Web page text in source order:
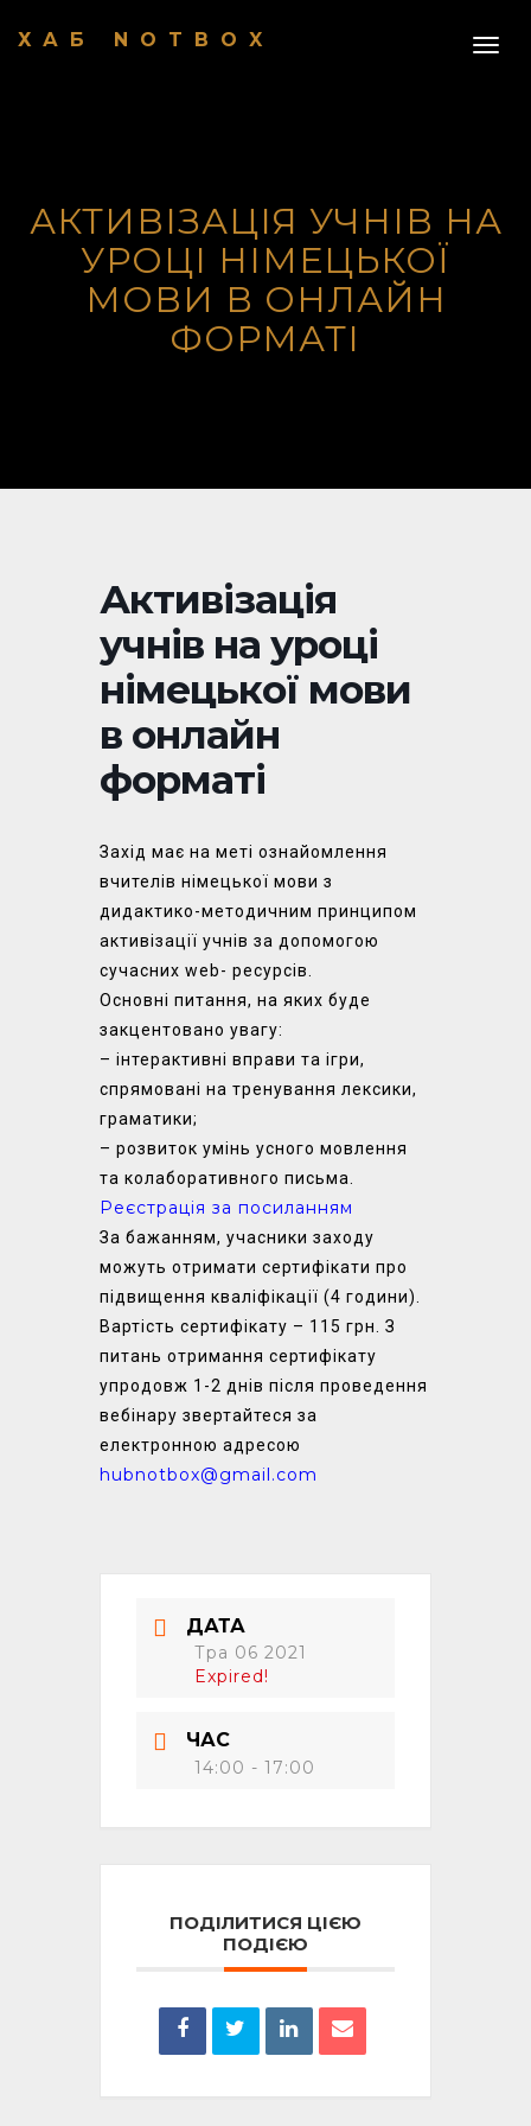
ХАБ NOTBOX
АКТИВІЗАЦІЯ УЧНІВ НА
УРОЦІ НІМЕЦЬКОЇ
МОВИ В ОНЛАЙН
ФОРМАТІ
Активізація
учнів на уроці
німецької мови
в онлайн
форматі
Захід має на меті ознайомлення
вчителів німецької мови з
дидактико-методичним принципом
активізації учнів за допомогою
сучасних web- ресурсів.
Основні питання, на яких буде
закцентовано увагу:
– інтерактивні вправи та ігри,
спрямовані на тренування лексики,
граматики;
– розвиток умінь усного мовлення
та колаборативного письма.
Реєстрація за посиланням
За бажанням, учасники заходу
можуть отримати сертифікати про
підвищення кваліфікації (4 години).
Вартість сертифікату – 115 грн. З
питань отримання сертифікату
упродовж 1-2 днів після проведення
вебінару звертайтеся за
електронною адресою
hubnotbox@gmail.com
ДАТА
Тра 06 2021
Expired!
ЧАС
14:00 - 17:00
ПОДІЛИТИСЯ ЦІЄЮ
ПОДІЄЮ